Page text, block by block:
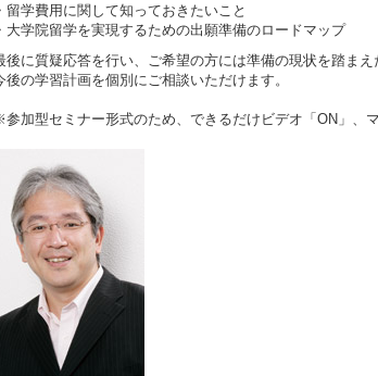
留学費用に関して知っておきたいこと
大学院留学を実現するための出願準備のロードマップ
後に質疑応答を行い、ご希望の方には準備の現状を踏まえ
後の学習計画を個別にご相談いただけます。
加型セミナー形式のため、できるだけビデオ「ON」、